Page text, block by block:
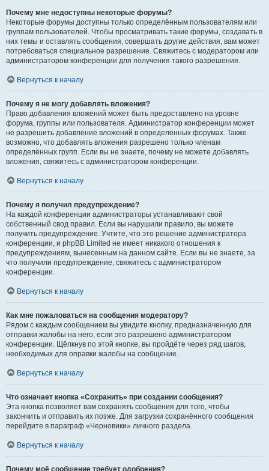
Почему мне недоступны некоторые форумы?
Некоторые форумы доступны только определённым пользователям или
группам пользователей. Чтобы просматривать такие форумы, создавать в
них темы и оставлять сообщения, совершать другие действия, вам может
потребоваться специальное разрешение. Свяжитесь с модератором или
администратором конференции для получения такого разрешения.
Вернуться к началу
Почему я не могу добавлять вложения?
Право добавления вложений может быть предоставлено на уровне
форума, группы или пользователя. Администратор конференции может
не разрешить добавление вложений в определённых форумах. Также
возможно, что добавлять вложения разрешено только членам
определённых групп. Если вы не знаете, почему не можете добавлять
вложения, свяжитесь с администратором конференции.
Вернуться к началу
Почему я получил предупреждение?
На каждой конференции администраторы устанавливают свой
собственный свод правил. Если вы нарушили правило, вы можете
получить предупреждение. Учтите, что это решение администратора
конференции, и phpBB Limited не имеет никакого отношения к
предупреждениям, вынесенным на данном сайте. Если вы не знаете, за
что получили предупреждение, свяжитесь с администратором
конференции.
Вернуться к началу
Как мне пожаловаться на сообщения модератору?
Рядом с каждым сообщением вы увидите кнопку, предназначенную для
отправки жалобы на него, если это разрешено администратором
конференции. Щёлкнув по этой кнопке, вы пройдёте через ряд шагов,
необходимых для оправки жалобы на сообщение.
Вернуться к началу
Что означает кнопка «Сохранить» при создании сообщения?
Эта кнопка позволяет вам сохранять сообщения для того, чтобы
закончить и отправить их позже. Для загрузки сохранённого сообщения
перейдите в параграф «Черновики» личного раздела.
Вернуться к началу
Почему моё сообщение требует одобрения?